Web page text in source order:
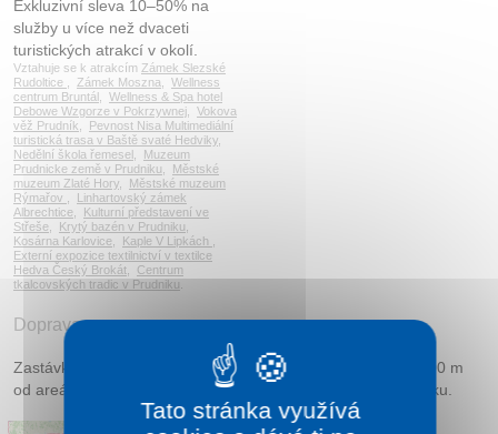
Exkluzivní sleva 10–50% na
služby u více než dvaceti
turistických atrakcí v okolí.
Vztahuje se k atrakcím Zámek Slezské
Rudoltice , Zámek Moszna, Wellness
centrum Bruntál , Wellness & Spa hotel
Debowe Wzgorze v Pokrzywnej, Vokova
věž Prudník,
Pevnost Nisa Multimediální
turistická trasa v Baště svaté Hedviky,
Nedělní škola řemesel ,
Muzeum
Prudnicke země v Prudniku,
Městské
muzeum Zlaté Hory,
Městské muzeum
Rýmařov ,
Linhartovský zámek
Albrechtice,
Kulturní představení ve
Střeše, Krytý bazén v Prudniku,
Kosárna Karlovice, Kaple V Lipkách ,
Externí expozice textilnictví v textilce
Hedva Český Brokát, Centrum
tkalcovských tradic v Prudniku.
Doprava
Zastávka jak autobusová, tak i vlaková jsou vzdálené cca 100 m
od areálu. Parkování je zajištěno u areálu hotelu bez poplatku.
Tato stránka využívá